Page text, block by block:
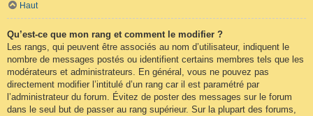
Haut
Qu’est-ce que mon rang et comment le modifier ?
Les rangs, qui peuvent être associés au nom d’utilisateur, indiquent le
nombre de messages postés ou identifient certains membres tels que les
modérateurs et administrateurs. En général, vous ne pouvez pas
directement modifier l’intitulé d’un rang car il est paramétré par
l’administrateur du forum. Évitez de poster des messages sur le forum
dans le seul but de passer au rang supérieur. Sur la plupart des forums,